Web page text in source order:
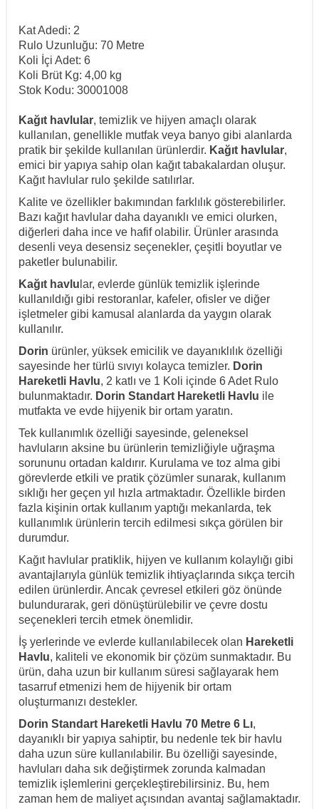
Kat Adedi: 2
Rulo Uzunluğu: 70 Metre
Koli İçi Adet: 6
Koli Brüt Kg: 4,00 kg
Stok Kodu: 30001008
Kağıt havlular, temizlik ve hijyen amaçlı olarak
kullanılan, genellikle mutfak veya banyo gibi alanlarda
pratik bir şekilde kullanılan ürünlerdir. Kağıt havlular,
emici bir yapıya sahip olan kağıt tabakalardan oluşur.
Kağıt havlular rulo şekilde satılırlar.
Kalite ve özellikler bakımından farklılık gösterebilirler.
Bazı kağıt havlular daha dayanıklı ve emici olurken,
diğerleri daha ince ve hafif olabilir. Ürünler arasında
desenli veya desensiz seçenekler, çeşitli boyutlar ve
paketler bulunabilir.
Kağıt havlu lar, evlerde günlük temizlik işlerinde
kullanıldığı gibi restoranlar, kafeler, ofisler ve diğer
işletmeler gibi kamusal alanlarda da yaygın olarak
kullanılır.
Dorin ürünler, yüksek emicilik ve dayanıklılık özelliği
sayesinde her türlü sıvıyı kolayca temizler. Dorin
Hareketli Havlu, 2 katlı ve 1 Koli içinde 6 Adet Rulo
bulunmaktadır. Dorin Standart Hareketli Havlu ile
mutfakta ve evde hijyenik bir ortam yaratın.
Tek kullanımlık özelliği sayesinde, geleneksel
havluların aksine bu ürünlerin temizliğiyle uğraşma
sorununu ortadan kaldırır. Kurulama ve toz alma gibi
görevlerde etkili ve pratik çözümler sunarak, kullanım
sıklığı her geçen yıl hızla artmaktadır. Özellikle birden
fazla kişinin ortak kullanım yaptığı mekanlarda, tek
kullanımlık ürünlerin tercih edilmesi sıkça görülen bir
durumdur.
Kağıt havlular pratiklik, hijyen ve kullanım kolaylığı gibi
avantajlarıyla günlük temizlik ihtiyaçlarında sıkça tercih
edilen ürünlerdir. Ancak çevresel etkileri göz önünde
bulundurarak, geri dönüştürülebilir ve çevre dostu
seçenekleri tercih etmek önemlidir.
İş yerlerinde ve evlerde kullanılabilecek olan Hareketli
Havlu, kaliteli ve ekonomik bir çözüm sunmaktadır. Bu
ürün, daha uzun bir kullanım süresi sağlayarak hem
tasarruf etmenizi hem de hijyenik bir ortam
oluşturmanızı destekler.
Dorin Standart Hareketli Havlu 70 Metre 6 Lı,
dayanıklı bir yapıya sahiptir, bu nedenle tek bir havlu
daha uzun süre kullanılabilir. Bu özelliği sayesinde,
havluları daha sık değiştirmek zorunda kalmadan
temizlik işlemlerini gerçekleştirebilirsiniz. Bu, hem
zaman hem de maliyet açısından avantaj sağlamaktadır.